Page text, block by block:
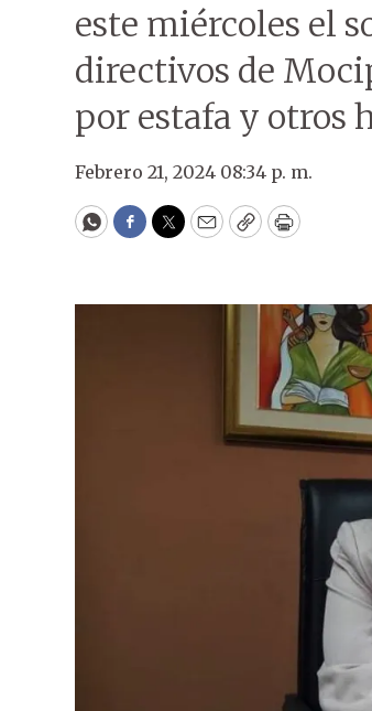
este miércoles el
directivos de
por estafa y otros
Febrero 21, 2024 08:34 p. m.
WhatsApp
Facebook
Twitter
EmailCopyPrint